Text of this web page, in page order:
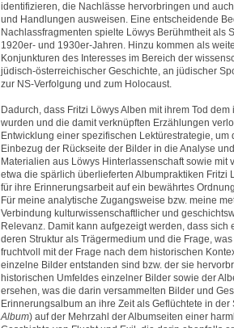
identifizieren, die Nachlässe hervorbringen und
und Handlungen ausweisen. Eine entscheidende
Nachlassfragmenten spielte Löwys Berühmtheit als
1920er- und 1930er-Jahren. Hinzu kommen als
Konjunkturen des Interesses im Bereich der
jüdisch-österreichischer Geschichte, an jüdischer
zur NS-Verfolgung und zum Holocaust.
Dadurch, dass Fritzi Löwys Alben mit ihrem Tod
wurden und die damit verknüpften Erzählungen
Entwicklung einer spezifischen Lektürestrategie,
Einbezug der Rückseite der Bilder in die Analyse
Materialien aus Löwys Hinterlassenschaft sowie
etwa die spärlich überlieferten Albumpraktiken Fritzi
für ihre Erinnerungsarbeit auf ein bewährtes
Für meine analytische Zugangsweise bzw. meine
Verbindung kulturwissenschaftlicher und
Relevanz. Damit kann aufgezeigt werden, dass
deren Struktur als Trägermedium und die Frage,
fruchtvoll mit der Frage nach dem historischen
einzelne Bilder entstanden sind bzw. der sie
historischen Umfeldes einzelner Bilder sowie der
ersehen, was die darin versammelten Bilder und
Erinnerungsalbum an ihre Zeit als Geflüchtete in
Album) auf der Mehrzahl der Albumseiten einer